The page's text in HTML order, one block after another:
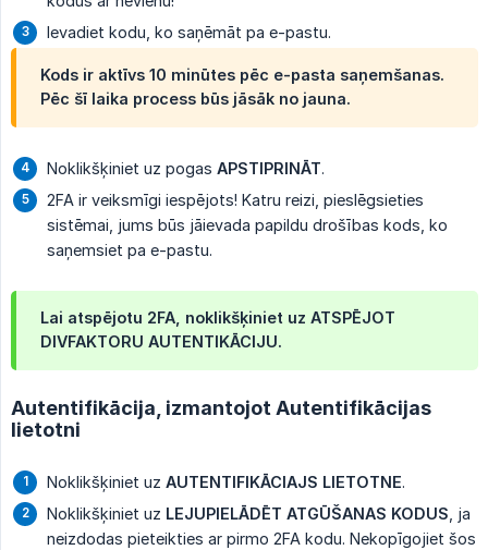
Ievadiet kodu, ko saņēmāt pa e-pastu.
Kods ir aktīvs 10 minūtes pēc e-pasta saņemšanas.
Pēc šī laika process būs jāsāk no jauna.
Noklikšķiniet uz pogas APSTIPRINĀT.
2FA ir veiksmīgi iespējots! Katru reizi, pieslēgsieties
sistēmai, jums būs jāievada papildu drošības kods, ko
saņemsiet pa e-pastu.
Lai atspējotu 2FA, noklikšķiniet uz ATSPĒJOT
DIVFAKTORU AUTENTIKĀCIJU.
Autentifikācija, izmantojot Autentifikācijas
lietotni
Noklikšķiniet uz AUTENTIFIKĀCIAJS LIETOTNE.
Noklikšķiniet uz LEJUPIELĀDĒT ATGŪŠANAS KODUS , ja
neizdodas pieteikties ar pirmo 2FA kodu. Nekopīgojiet šos